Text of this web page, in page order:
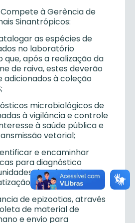
à Gerência de
Sinantrópicos:
as espécies de
no laboratório
que, após a realização da
de raiva, estes deverão
adicionados à coleção
microbiológicos de
à vigilância e controle
à saúde pública e
vetorial;
e encaminhar
para diagnóstico
de referência,
vigente;
de epizootias, através
de material de
e envio para